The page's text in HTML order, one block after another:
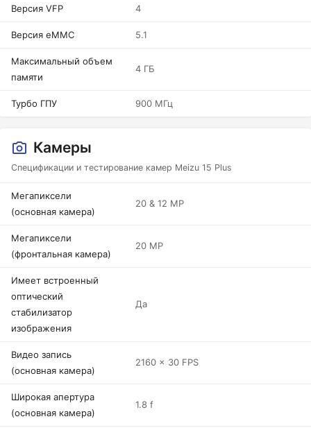
Версия VFP 4
Версия eMMC 5.1
Максимальный объем
памяти
4 ГБ
Турбо ГПУ 900 МГц
Камеры
Спецификации и тестирование камер Meizu 15 Plus
Мегапиксели
(основная камера)
20 & 12 MP
Мегапиксели
(фронтальная камера)
20 MP
Имеет встроенный
оптический
стабилизатор
изображения
Да
Видео запись
(основная камера)
2160 x 30 FPS
Широкая апертура
(основная камера)
1.8 f